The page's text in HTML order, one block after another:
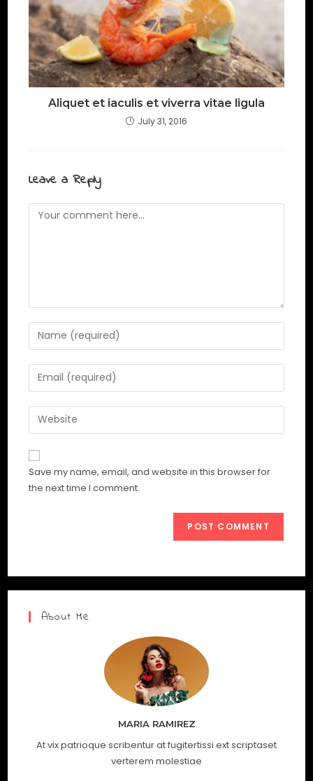
Aliquet et iaculis et viverra vitae ligula
July 31, 2016
Leave a Reply
Save my name, email, and website in this browser for
the next time I comment.
About Me
MARIA RAMIREZ
At vix patrioque scribentur at fugitertissi ext scriptaset
verterem molestiae